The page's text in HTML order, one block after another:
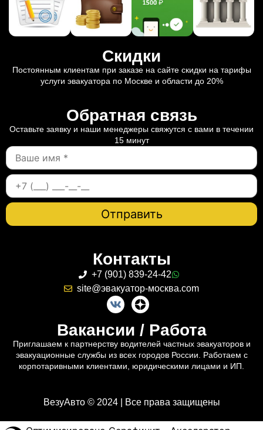
Скидки
Постоянным клиентам при заказе на сайте скидки на тарифы
услуги эвакуатора по Москве и области до 20%
Обратная связь
Оставьте заявку и наши менеджеры свяжутся с вами в течении
15 минут
Контакты
+7 (901) 839-24-42
site@эвакуатор-москва.com
Вакансии / Работа
Приглашаем к партнерству водителей частных эвакуаторов и
эвакуационные службы из всех городов России. Работаем с
корпотаривными клиентами, юридическими лицами и ИП.
ВезуАвто © 2024 | Все права защищены